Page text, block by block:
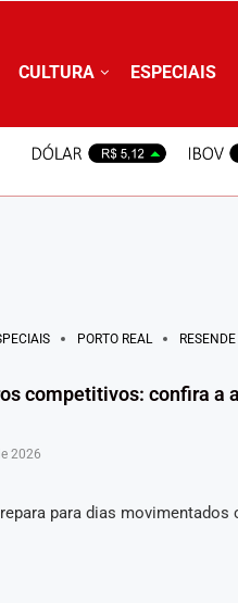
CULTURA ESPECIAIS
PORTO REAL RESENDE
competitivos: confira a
2026
para dias movimentados